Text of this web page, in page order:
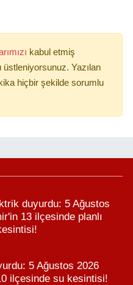
kabul etmiş
Yazılan
hiçbir şekilde sorumlu
duyurdu: 5 Ağustos
13 ilçesinde planlı
5 Ağustos 2026
ilçesinde su kesintisi!